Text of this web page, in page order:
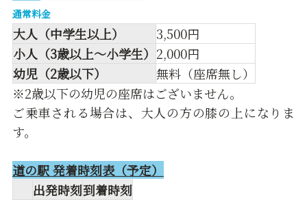
通常料金
大人（中学生以上）
3,500円
小人（3歳以上～小学生） 2,000円
幼児（2歳以下）
無料（座席無し）
※2歳以下の幼児の座席はございません。
ご乗車される場合は、大人の方の膝の上になりま
す。
道の駅 発着時刻表（予定）
出発時刻到着時刻